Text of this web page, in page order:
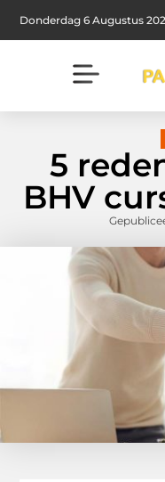
Donderdag 6 Augustus
5
BHV